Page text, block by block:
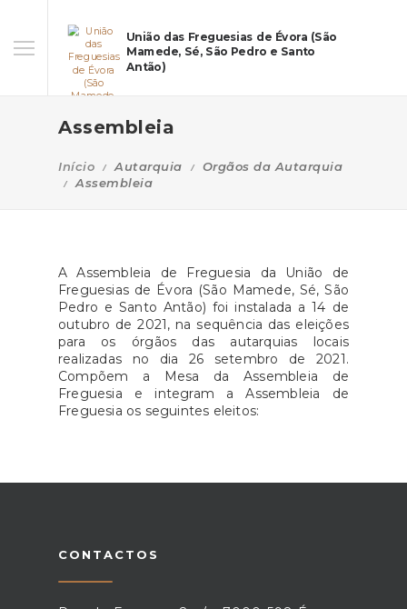
União das Freguesias de Évora (São
Mamede, Sé, São Pedro e Santo
Antão)
Assembleia
Início Autarquia
Orgãos da Autarquia
Assembleia
A Assembleia de Freguesia da União de
Freguesias de Évora (São Mamede, Sé, São
Pedro e Santo Antão) foi instalada a 14 de
outubro de 2021, na sequência das eleições
para os órgãos das autarquias locais
realizadas no dia 26 setembro de 2021.
Compõem a Mesa da Assembleia de
Freguesia e integram a Assembleia de
Freguesia os seguintes eleitos:
CONTACTOS